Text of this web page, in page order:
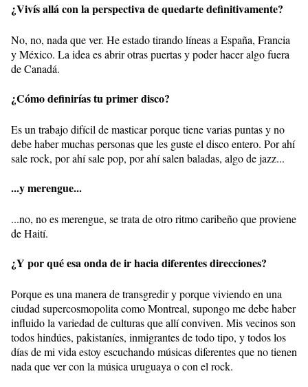
¿Vivís allá con la perspectiva de quedarte definitivamente?
No, no, nada que ver. He estado tirando líneas a España, Francia
y México. La idea es abrir otras puertas y poder hacer algo fuera
de Canadá.
¿Cómo definirías tu primer disco?
Es un trabajo difícil de masticar porque tiene varias puntas y no
debe haber muchas personas que les guste el disco entero. Por ahí
sale rock, por ahí sale pop, por ahí salen baladas, algo de jazz...
...y merengue...
...no, no es merengue, se trata de otro ritmo caribeño que proviene
de Haití.
¿Y por qué esa onda de ir hacia diferentes direcciones?
Porque es una manera de transgredir y porque viviendo en una
ciudad supercosmopolita como Montreal, supongo me debe haber
influido la variedad de culturas que allí conviven. Mis vecinos son
todos hindúes, pakistaníes, inmigrantes de todo tipo, y todos los
días de mi vida estoy escuchando músicas diferentes que no tienen
nada que ver con la música uruguaya o con el rock.